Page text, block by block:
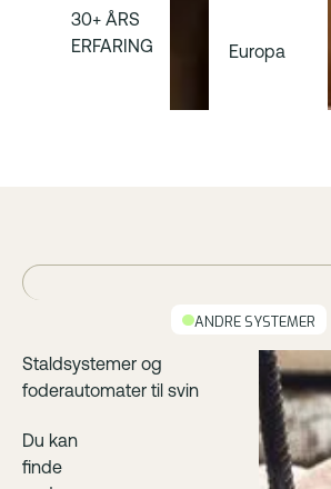
30+ ÅRS
ERFARING
Europa
ANDRE SYSTEMER
Staldsystemer og
foderautomater til svin
Du kan
finde